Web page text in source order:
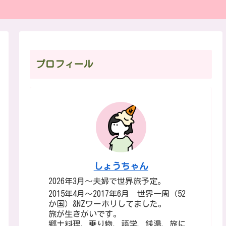
プロフィール
しょうちゃん
2026年3月～夫婦で世界旅予定。
2015年4月～2017年6月 世界一周（52
か国）&NZワーホリしてました。
旅が生きがいです。
郷土料理、乗り物、語学、銭湯、旅に